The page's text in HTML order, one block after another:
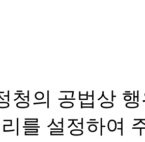
청의 공법상
를 설정하여